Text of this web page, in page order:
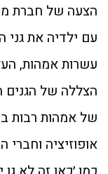
הצעה של חברת
עם ילדיה את
עשרות אמהות,
הצללה של הגנים
של אמהות רבות
אופוזיציה וחברי